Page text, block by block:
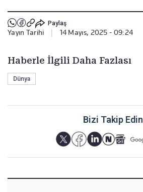
Paylaş
Yayın Tarihi | 14 Mayıs, 2025 - 09:24
Haberle İlgili Daha Fazlası
Dünya
Bizi Takip Edin